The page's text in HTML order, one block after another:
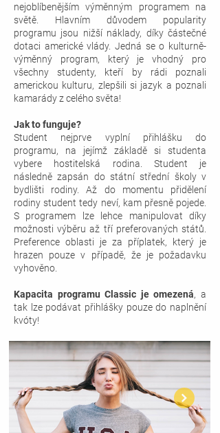
nejoblíbenějším výměnným programem na
světě. Hlavním důvodem popularity
programu jsou nižší náklady, díky částečné
dotaci americké vlády. Jedná se o kulturně-
výměnný program, který je vhodný pro
všechny studenty, kteří by rádi poznali
americkou kulturu, zlepšili si jazyk a poznali
kamarády z celého světa!
Jak to funguje?
Student nejprve vyplní přihlášku do
programu, na jejímž základě si studenta
vybere hostitelská rodina. Student je
následně zapsán do státní střední školy v
bydlišti rodiny. Až do momentu přidělení
rodiny student tedy neví, kam přesně pojede.
S programem lze lehce manipulovat díky
možnosti výběru až tří preferovaných států.
Preference oblasti je za příplatek, který je
hrazen pouze v případě, že je požadavku
vyhověno.
Kapacita programu Classic je omezená, a
tak lze podávat přihlášky pouze do naplnění
kvóty!